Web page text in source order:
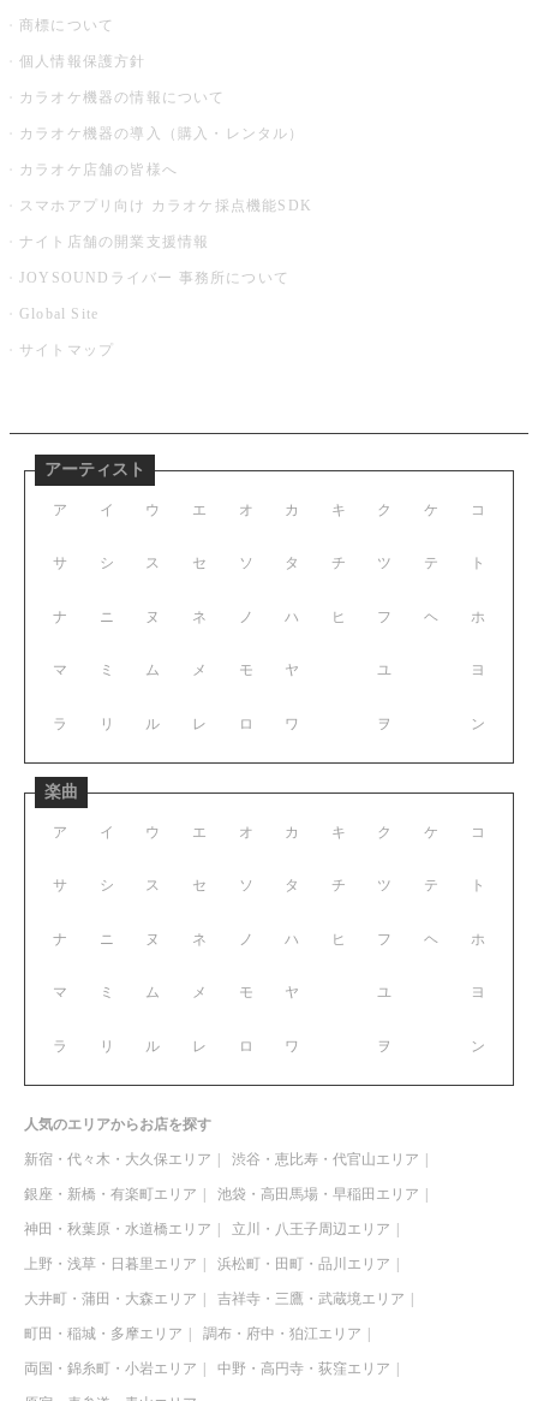
商標について
個人情報保護方針
カラオケ機器の情報について
カラオケ機器の導入（購入・レンタル）
カラオケ店舗の皆様へ
スマホアプリ向け カラオケ採点機能SDK
ナイト店舗の開業支援情報
JOYSOUNDライバー 事務所について
Global Site
サイトマップ
アーティスト
ア イ ウ エ オ
サ シ ス セ ソ
ナ ニ ヌ ネ ノ
マ ミ ム メ モ
ラ リ ル レ ロ
カ キ ク ケ コ
タ チ ツ テ ト
ハ ヒ フ ヘ ホ
ヤ ユ ヨ
ワ ヲ ン
楽曲
ア イ ウ エ オ
サ シ ス セ ソ
ナ ニ ヌ ネ ノ
マ ミ ム メ モ
ラ リ ル レ ロ
カ キ ク ケ コ
タ チ ツ テ ト
ハ ヒ フ ヘ ホ
ヤ ユ ヨ
ワ ヲ ン
人気のエリアからお店を探す
新宿・代々木・大久保エリア 渋谷・恵比寿・代官山エリア
銀座・新橋・有楽町エリア 池袋・高田馬場・早稲田エリア
神田・秋葉原・水道橋エリア 立川・八王子周辺エリア
上野・浅草・日暮里エリア 浜松町・田町・品川エリア
大井町・蒲田・大森エリア 吉祥寺・三鷹・武蔵境エリア
町田・稲城・多摩エリア 調布・府中・狛江エリア
両国・錦糸町・小岩エリア 中野・高円寺・荻窪エリア